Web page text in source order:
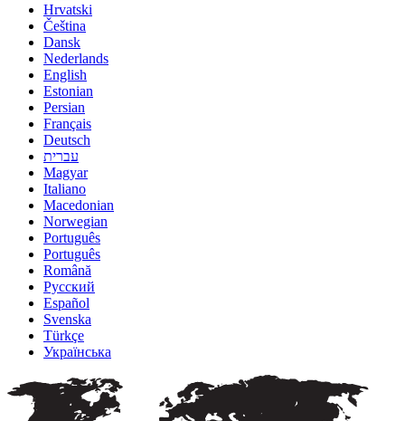
Hrvatski
Čeština
Dansk
Nederlands
English
Estonian
Persian
Français
Deutsch
עברית
Magyar
Italiano
Macedonian
Norwegian
Português
Português
Română
Русский
Español
Svenska
Türkçe
Українська